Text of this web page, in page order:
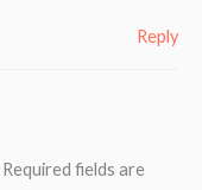
Reply
Required fields are